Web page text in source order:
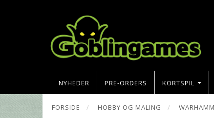
NYHEDER PRE-ORDERS KORTSPIL
FORSIDE HOBBY OG MALING